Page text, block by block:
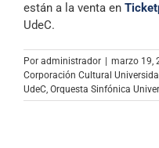
están a la venta en
UdeC.
Por administrador marzo 19,
Corporación Cultural
UdeC, Orquesta Sinfónica